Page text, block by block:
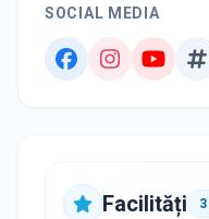
SOCIAL MEDIA
Facilități 3